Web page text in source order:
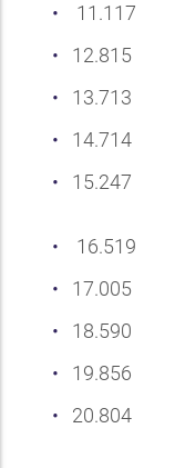
11.117
12.815
13.713
14.714
15.247
16.519
17.005
18.590
19.856
20.804